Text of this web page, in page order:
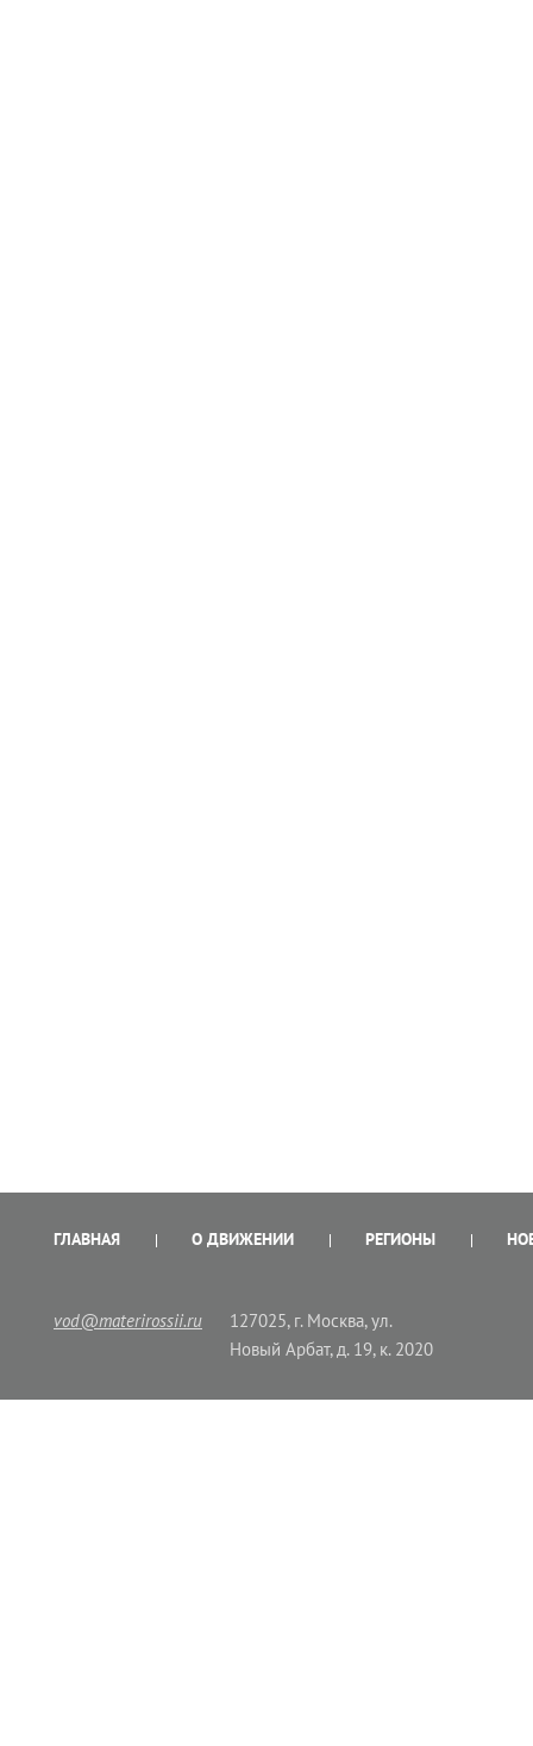
ГЛАВНАЯ О ДВИЖЕНИИ РЕГИОНЫ
vod@materirossii.ru
127025, г. Москва, ул.
Новый Арбат, д. 19, к. 2020